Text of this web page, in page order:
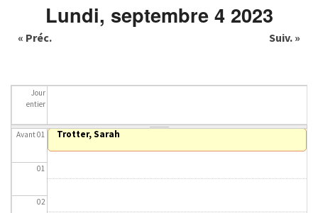
Lundi, septembre 4 2023
« Préc. Suiv. »
Jour
entier
Avant 01
01
02
Trotter, Sarah